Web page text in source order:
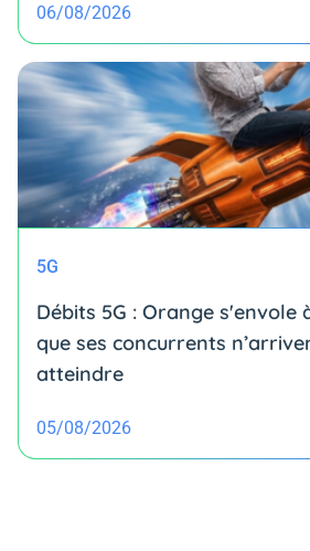
06/08/2026
5G
Débits 5G : Orange s'envole
que ses concurrents
atteindre
05/08/2026